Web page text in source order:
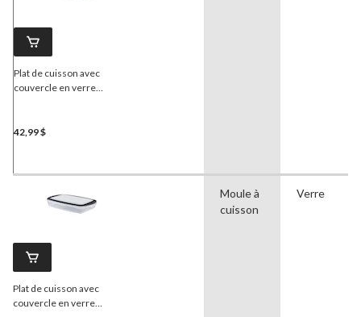
Plat de cuisson avec
couvercle en verre
42,99 $
Plat de cuisson avec
couvercle en verre
Moule à
cuisson
Verre